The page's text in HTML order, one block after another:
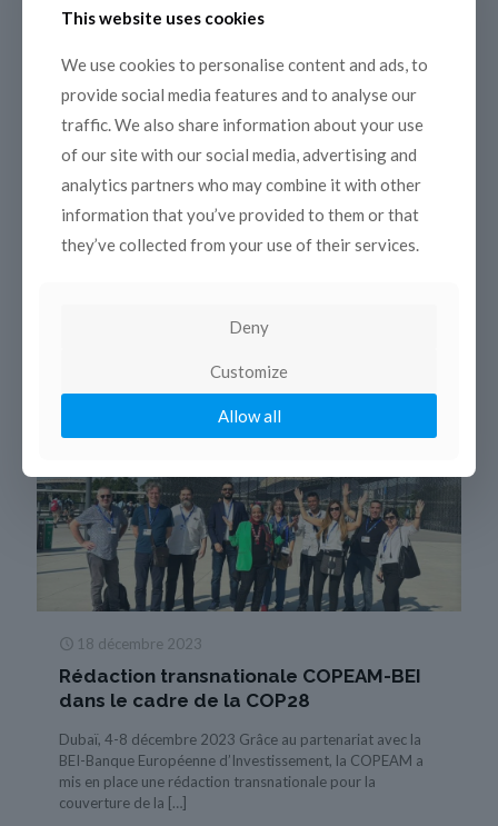
3 février 2025
Formation TRT-COPEAM sur «Digital
media broadcasting: news, content
creation and social media strategy»
Sur proposition de la COPEAM, les 30 et 31 janvier 2025
18 décembre 2023
Rédaction transnationale COPEAM-BEI
dans le cadre de la COP28
Dubaï, 4-8 décembre 2023 Grâce au partenariat avec la
BEI-Banque Européenne d’Investissement, la COPEAM a
mis en place une rédaction transnationale pour la
couverture de la […]
This website uses cookies
We use cookies to personalise content and ads, to
provide social media features and to analyse our
traffic. We also share information about your use
of our site with our social media, advertising and
analytics partners who may combine it with other
information that you’ve provided to them or that
they’ve collected from your use of their services.
Deny
Customize
Allow all